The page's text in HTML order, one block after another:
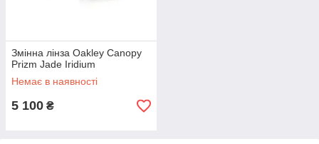
Змінна лінза Oakley Canopy
Prizm Jade Iridium
Немає в наявності
5 100 ₴